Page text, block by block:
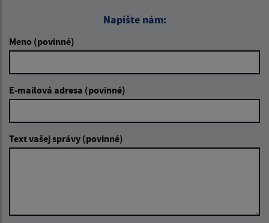
Napíšte nám:
Meno (povinné)
E-mailová adresa (povinné)
Text vašej správy (povinné)